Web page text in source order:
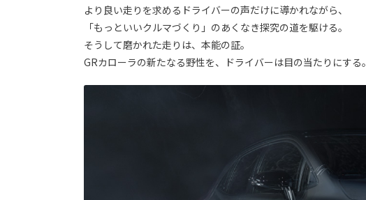
より良い走りを求めるドライバーの声だけに導かれながら、
「もっといいクルマづくり」のあくなき探究の道を駆ける。
そうして磨かれた走りは、本能の証。
GRカローラの新たなる野性を、ドライバーは目の当たりにする。